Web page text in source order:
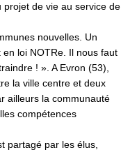
projet de vie au service de
nouvelles. Un
loi NOTRe. Il nous faut
! ». A Evron (53),
la ville centre et deux
ailleurs la communauté
compétences
partagé par les élus,